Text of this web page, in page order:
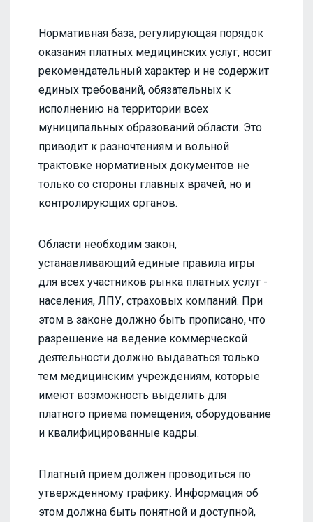
Нормативная база, регулирующая порядок
оказания платных медицинских услуг, носит
рекомендательный характер и не содержит
единых требований, обязательных к
исполнению на территории всех
муниципальных образований области. Это
приводит к разночтениям и вольной
трактовке нормативных документов не
только со стороны главных врачей, но и
контролирующих органов.
Области необходим закон,
устанавливающий единые правила игры
для всех участников рынка платных услуг -
населения, ЛПУ, страховых компаний. При
этом в законе должно быть прописано, что
разрешение на ведение коммерческой
деятельности должно выдаваться только
тем медицинским учреждениям, которые
имеют возможность выделить для
платного приема помещения, оборудование
и квалифицированные кадры.
Платный прием должен проводиться по
утвержденному графику. Информация об
этом должна быть понятной и доступной,